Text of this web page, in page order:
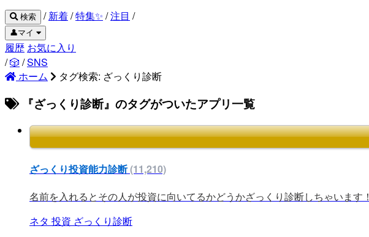
検索 / 新着/特集✨ /注目 /
👤マイ
履歴 お気に入り
/🎲 /SNS
ホーム
タグ検索: ざっくり診断
『ざっくり診断』のタグがついたアプリ一覧
ざっくり投資能力診断(11,210)
名前を入れるとその人が投資に向いてるかどうかざっくり診断しちゃいます！
ネタ 投資 ざっくり診断